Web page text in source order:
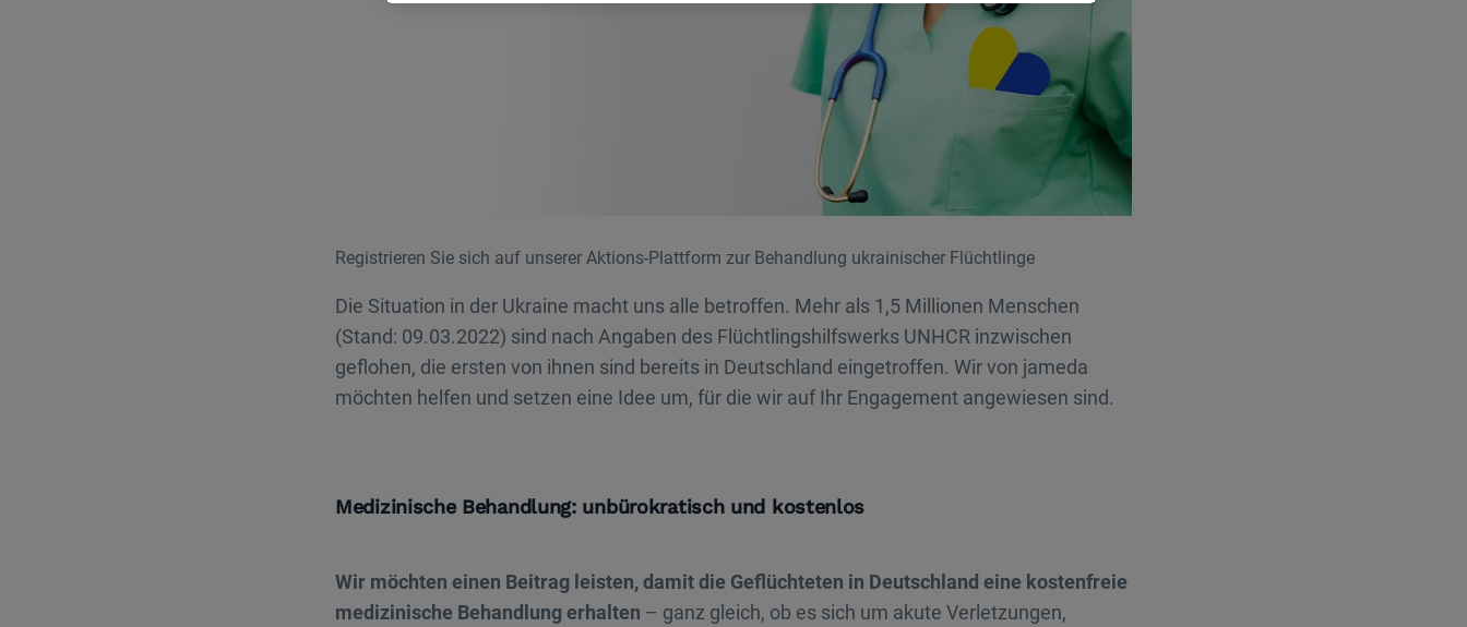
Registrieren Sie sich auf unserer Aktions-Plattform zur Behandlung ukrainischer Flüchtlinge
Die Situation in der Ukraine macht uns alle betroffen. Mehr als 1,5 Millionen Menschen
(Stand: 09.03.2022) sind nach Angaben des Flüchtlingshilfswerks UNHCR inzwischen
geflohen, die ersten von ihnen sind bereits in Deutschland eingetroffen. Wir von jameda
möchten helfen und setzen eine Idee um, für die wir auf Ihr Engagement angewiesen sind.
Medizinische Behandlung: unbürokratisch und kostenlos
Wir möchten einen Beitrag leisten, damit die Geflüchteten in Deutschland eine kostenfreie
medizinische Behandlung erhalten – ganz gleich, ob es sich um akute Verletzungen,